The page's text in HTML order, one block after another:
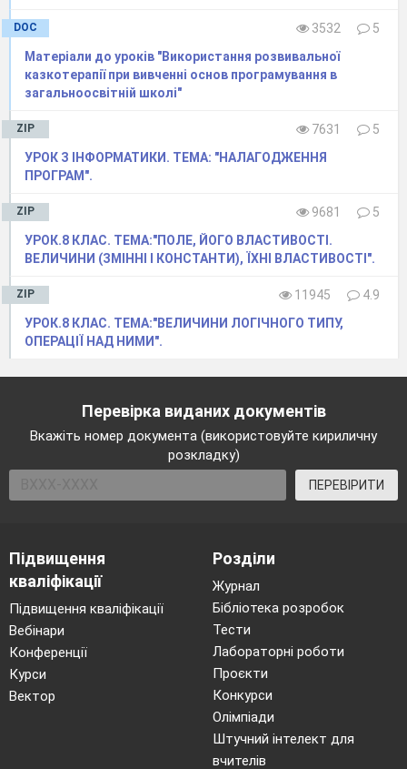
Виконання вправи «Програми для
опрацювання мультимедіа»(виконується за
допомогою інтерактивної дошки)
Режим доступу:
http://LearningApps.org/watch?v=pj3ake7an16
Мотивація навчальної діяльності
Всі ви зустрічалися з такими термінами, як
та відеокліп. Що є
спільного та відмінного у цих поняттях?
DOC 3532
5
Матеріали до уроків "Використання розвивальної
казкотерапії при вивченні основ програмування в
загальноосвітній школі"
ZIP 7631
5
УРОК З ІНФОРМАТИКИ. ТЕМА: "НАЛАГОДЖЕННЯ
ПРОГРАМ".
ZIP 9681
5
УРОК.8 КЛАС. ТЕМА:"ПОЛЕ, ЙОГО ВЛАСТИВОСТІ.
ВЕЛИЧИНИ (ЗМІННІ І КОНСТАНТИ), ЇХНІ ВЛАСТИВОСТІ".
ZIP 11945
4.9
УРОК.8 КЛАС. ТЕМА:"ВЕЛИЧИНИ ЛОГІЧНОГО ТИПУ,
ОПЕРАЦІЇ НАД НИМИ".
Перевірка виданих документів
Вкажіть номер документа (використовуйте кириличну
розкладку)
ПЕРЕВІРИТИ
Підвищення
кваліфікації
Підвищення кваліфікації
Вебінари
Конференції
Курси
Вектор
Розділи
Журнал
Бібліотека розробок
Тести
Лабораторні роботи
Проєкти
Конкурси
Олімпіади
Штучний інтелект для
вчителів